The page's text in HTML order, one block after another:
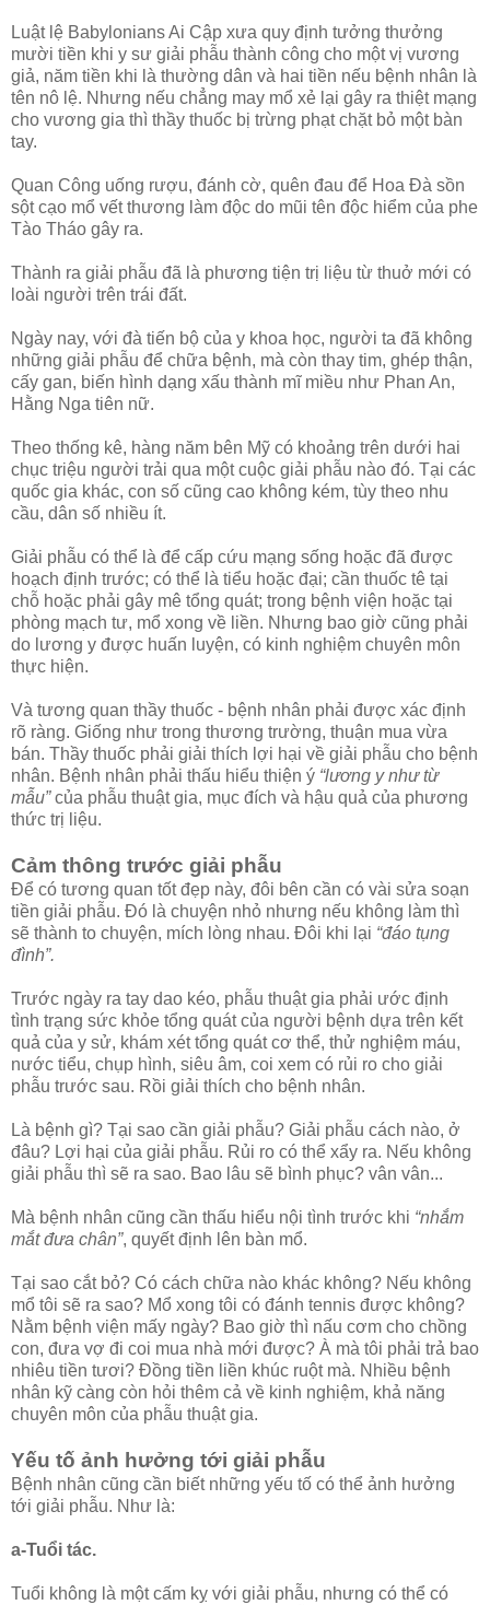
Luật lệ Babylonians Ai Cập xưa quy định tưởng thưởng
mười tiền khi y sư giải phẫu thành công cho một vị vương
giả, năm tiền khi là thường dân và hai tiền nếu bệnh nhân là
tên nô lệ. Nhưng nếu chẳng may mổ xẻ lại gây ra thiệt mạng
cho vương gia thì thầy thuốc bị trừng phạt chặt bỏ một bàn
tay.
Quan Công uống rượu, đánh cờ, quên đau để Hoa Đà sồn
sột cạo mổ vết thương làm độc do mũi tên độc hiểm của phe
Tào Tháo gây ra.
Thành ra giải phẫu đã là phương tiện trị liệu từ thuở mới có
loài người trên trái đất.
Ngày nay, với đà tiến bộ của y khoa học, người ta đã không
những giải phẫu để chữa bệnh, mà còn thay tim, ghép thận,
cấy gan, biến hình dạng xấu thành mĩ miều như Phan An,
Hằng Nga tiên nữ.
Theo thống kê, hàng năm bên Mỹ có khoảng trên dưới hai
chục triệu người trải qua một cuộc giải phẫu nào đó. Tại các
quốc gia khác, con số cũng cao không kém, tùy theo nhu
cầu, dân số nhiều ít.
Giải phẫu có thể là để cấp cứu mạng sống hoặc đã được
hoạch định trước; có thể là tiểu hoặc đại; cần thuốc tê tại
chỗ hoặc phải gây mê tổng quát; trong bệnh viện hoặc tại
phòng mạch tư, mổ xong về liền. Nhưng bao giờ cũng phải
do lương y được huấn luyện, có kinh nghiệm chuyên môn
thực hiện.
Và tương quan thầy thuốc - bệnh nhân phải được xác định
rõ ràng. Giống như trong thương trường, thuận mua vừa
bán. Thầy thuốc phải giải thích lợi hại về giải phẫu cho bệnh
nhân. Bệnh nhân phải thấu hiểu thiện ý “lương y như từ
mẫu”của phẫu thuật gia, mục đích và hậu quả của phương
thức trị liệu.
Cảm thông trước giải phẫu
Để có tương quan tốt đẹp này, đôi bên cần có vài sửa soạn
tiền giải phẫu. Đó là chuyện nhỏ nhưng nếu không làm thì
sẽ thành to chuyện, mích lòng nhau. Đôi khi lại “đáo tụng
đình”.
Trước ngày ra tay dao kéo, phẫu thuật gia phải ước định
tình trạng sức khỏe tổng quát của người bệnh dựa trên kết
quả của y sử, khám xét tổng quát cơ thể, thử nghiệm máu,
nước tiểu, chụp hình, siêu âm, coi xem có rủi ro cho giải
phẫu trước sau. Rồi giải thích cho bệnh nhân.
Là bệnh gì? Tại sao cần giải phẫu? Giải phẫu cách nào, ở
đâu? Lợi hại của giải phẫu. Rủi ro có thể xẩy ra. Nếu không
giải phẫu thì sẽ ra sao. Bao lâu sẽ bình phục? vân vân...
Mà bệnh nhân cũng cần thấu hiểu nội tình trước khi “nhắm
mắt đưa chân”, quyết định lên bàn mổ.
Tại sao cắt bỏ? Có cách chữa nào khác không? Nếu không
mổ tôi sẽ ra sao? Mổ xong tôi có đánh tennis được không?
Nằm bệnh viện mấy ngày? Bao giờ thì nấu cơm cho chồng
con, đưa vợ đi coi mua nhà mới được? À mà tôi phải trả bao
nhiêu tiền tươi? Đồng tiền liền khúc ruột mà. Nhiều bệnh
nhân kỹ càng còn hỏi thêm cả về kinh nghiệm, khả năng
chuyên môn của phẫu thuật gia.
Yếu tố ảnh hưởng tới giải phẫu
Bệnh nhân cũng cần biết những yếu tố có thể ảnh hưởng
tới giải phẫu. Như là:
a-Tuổi tác.
Tuổi không là một cấm kỵ với giải phẫu, nhưng có thể có